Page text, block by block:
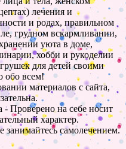
лечения и
и родах, правильном
грудном вскармливании,
уюта в доме,
хобби и рукоделии
для детей своими
обо всем!
материалов с сайта,
Проверено на себе носит
характер.
занимайтесь самолечением.